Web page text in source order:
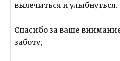
вылечиться и улыбнуться.
Спасибо за ваше
заботу,